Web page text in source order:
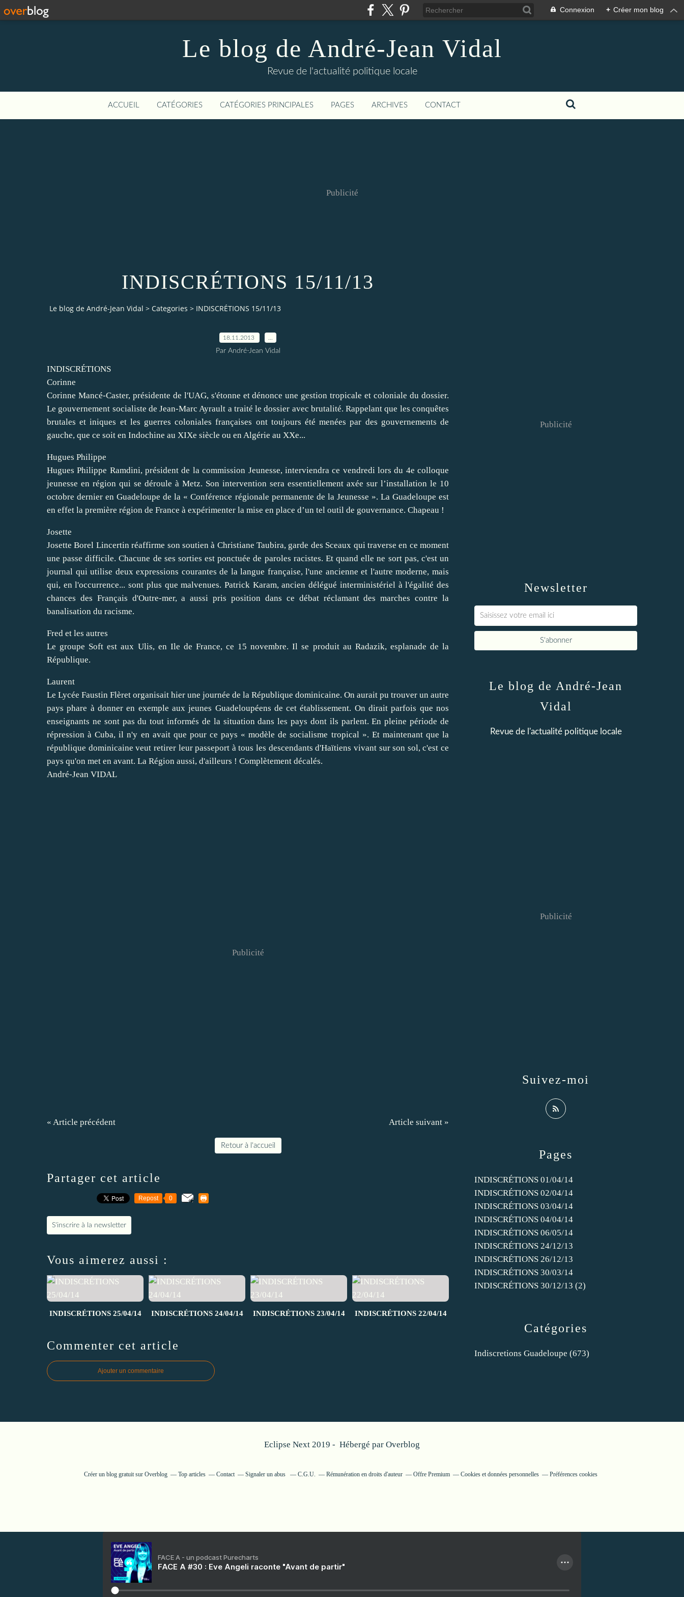
Connexion + Créer mon blog
Le blog de André-Jean Vidal
Revue de l'actualité politique locale
ACCUEIL CATÉGORIES CATÉGORIES PRINCIPALES PAGES ARCHIVES CONTACT
Publicité
INDISCRÉTIONS 15/11/13
Le blog de André-Jean Vidal > Categories > INDISCRÉTIONS 15/11/13
18.11.2013
Par André-Jean Vidal
INDISCRÉTIONS
Corinne
Corinne Mancé-Caster, présidente de l'UAG, s'étonne et dénonce une gestion tropicale et coloniale du dossier.
Le gouvernement socialiste de Jean-Marc Ayrault a traité le dossier avec brutalité. Rappelant que les conquêtes
brutales et iniques et les guerres coloniales françaises ont toujours été menées par des gouvernements de
gauche, que ce soit en Indochine au XIXe siècle ou en Algérie au XXe...
Hugues Philippe
Hugues Philippe Ramdini, président de la commission Jeunesse, interviendra ce vendredi lors du 4e colloque
jeunesse en région qui se déroule à Metz. Son intervention sera essentiellement axée sur l’installation le 10
octobre dernier en Guadeloupe de la « Conférence régionale permanente de la Jeunesse ». La Guadeloupe est
en effet la première région de France à expérimenter la mise en place d’un tel outil de gouvernance. Chapeau !
Josette
Josette Borel Lincertin réaffirme son soutien à Christiane Taubira, garde des Sceaux qui traverse en ce moment
une passe difficile. Chacune de ses sorties est ponctuée de paroles racistes. Et quand elle ne sort pas, c'est un
journal qui utilise deux expressions courantes de la langue française, l'une ancienne et l'autre moderne, mais
qui, en l'occurrence... sont plus que malvenues. Patrick Karam, ancien délégué interministériel à l'égalité des
chances des Français d'Outre-mer, a aussi pris position dans ce débat réclamant des marches contre la
banalisation du racisme.
Fred et les autres
Le groupe Soft est aux Ulis, en Ile de France, ce 15 novembre. Il se produit au Radazik, esplanade de la
République.
Laurent
Le Lycée Faustin Flèret organisait hier une journée de la République dominicaine. On aurait pu trouver un autre
pays phare à donner en exemple aux jeunes Guadeloupéens de cet établissement. On dirait parfois que nos
enseignants ne sont pas du tout informés de la situation dans les pays dont ils parlent. En pleine période de
répression à Cuba, il n'y en avait que pour ce pays « modèle de socialisme tropical ». Et maintenant que la
république dominicaine veut retirer leur passeport à tous les descendants d'Haïtiens vivant sur son sol, c'est ce
pays qu'on met en avant. La Région aussi, d'ailleurs ! Complètement décalés.
André-Jean VIDAL
Publicité
« Article précédent Article suivant »
Retour à l'accueil
Partager cet article
Repost 0
S'inscrire à la newsletter
Vous aimerez aussi :
INDISCRÉTIONS 25/04/14 INDISCRÉTIONS 24/04/14 INDISCRÉTIONS 23/04/14 INDISCRÉTIONS 22/04/14
Commenter cet article
Ajouter un commentaire
Newsletter
Publicité
Catégories
Indiscretions Guadeloupe (673)
Pages
INDISCRÉTIONS 01/04/14
INDISCRÉTIONS 02/04/14
INDISCRÉTIONS 03/04/14
INDISCRÉTIONS 04/04/14
INDISCRÉTIONS 06/05/14
INDISCRÉTIONS 24/12/13
INDISCRÉTIONS 26/12/13
INDISCRÉTIONS 30/03/14
INDISCRÉTIONS 30/12/13 (2)
Le blog de André-Jean
Vidal
Revue de l'actualité politique locale
Suivez-moi
Publicité
Eclipse Next 2019 - Hébergé par Overblog
Créer un blog gratuit sur Overblog Top articles Contact Signaler un abus C.G.U. Rémunération en droits d'auteur Offre Premium Cookies et données personnelles Préférences cookies
FACE A - un podcast Purecharts
FACE A #30 : Eve Angeli raconte "Avant de partir"